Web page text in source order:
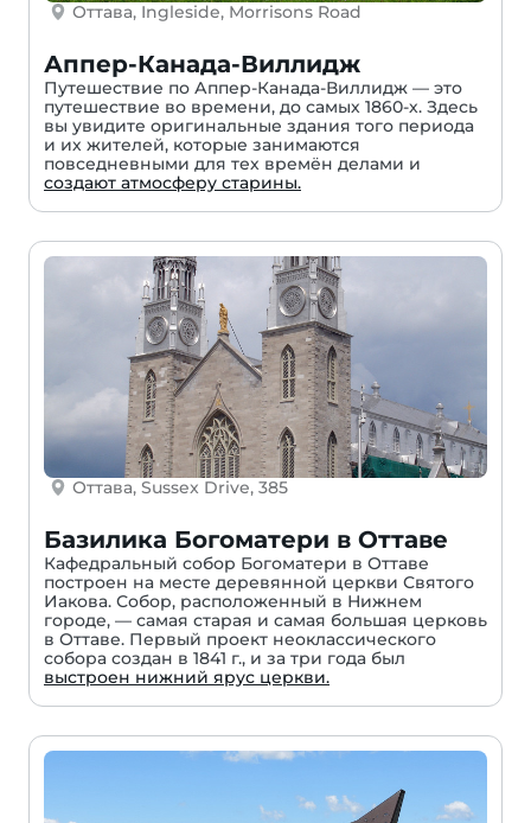
Оттава, Ingleside, Morrisons Road
Аппер-Канада-Виллидж
Путешествие по Аппер-Канада-Виллидж — это
путешествие во времени, до самых 1860-х. Здесь
вы увидите оригинальные здания того периода
и их жителей, которые занимаются
повседневными для тех времён делами и
создают атмосферу старины.
Оттава, Sussex Drive, 385
Базилика Богоматери в Оттаве
Кафедральный собор Богоматери в Оттаве
построен на месте деревянной церкви Святого
Иакова. Собор, расположенный в Нижнем
городе, — самая старая и самая большая церковь
в Оттаве. Первый проект неоклассического
собора создан в 1841 г., и за три года был
выстроен нижний ярус церкви.